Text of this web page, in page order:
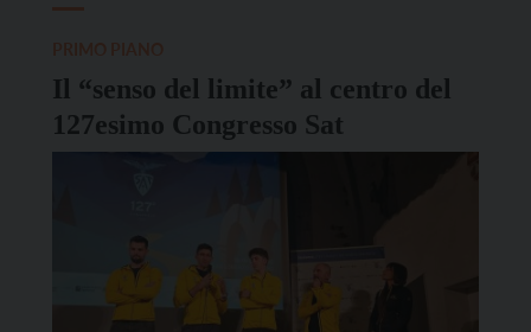
Il “senso del limite” al centro del
127esimo Congresso Sat